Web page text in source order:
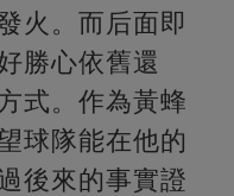
火。而后面即
勝心依舊還
式。作為黃蜂
球隊能在他的
後來的事實證